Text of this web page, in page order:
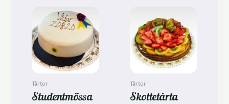
Tårtor
Studentmössa
Tårtor
Skottetårta